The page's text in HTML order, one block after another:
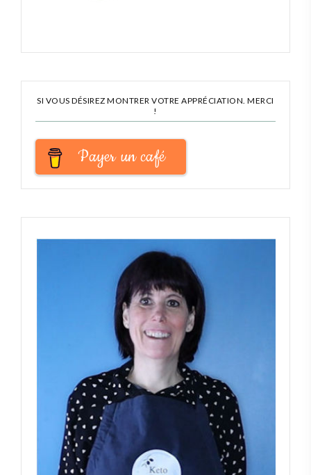
SI VOUS DÉSIREZ MONTRER VOTRE APPRÉCIATION. MERCI
!
Payer un café